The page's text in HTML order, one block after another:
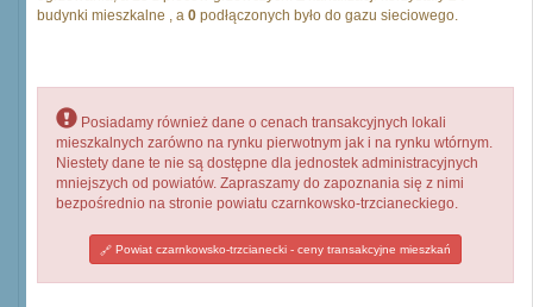
budynki mieszkalne , a 0 podłączonych było do gazu sieciowego.
Posiadamy również dane o cenach transakcyjnych lokali
mieszkalnych zarówno na rynku pierwotnym jak i na rynku wtórnym.
Niestety dane te nie są dostępne dla jednostek administracyjnych
mniejszych od powiatów. Zapraszamy do zapoznania się z nimi
bezpośrednio na stronie powiatu czarnkowsko-trzcianeckiego.
Powiat czarnkowsko-trzcianecki - ceny transakcyjne mieszkań